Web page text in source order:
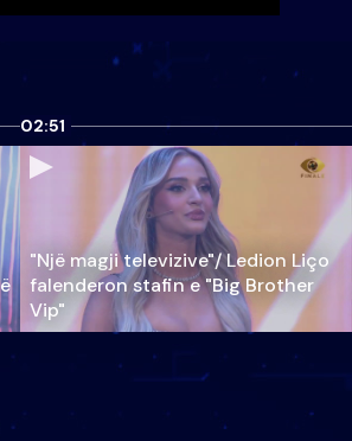
02:51
"Një magji televizive"/ Ledion Liço
falenderon stafin e "Big Brother
Vip"